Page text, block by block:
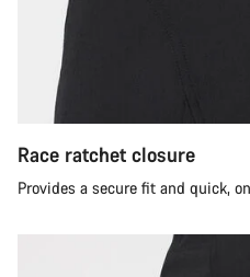
Race ratchet closure
Provides a secure fit and quick,